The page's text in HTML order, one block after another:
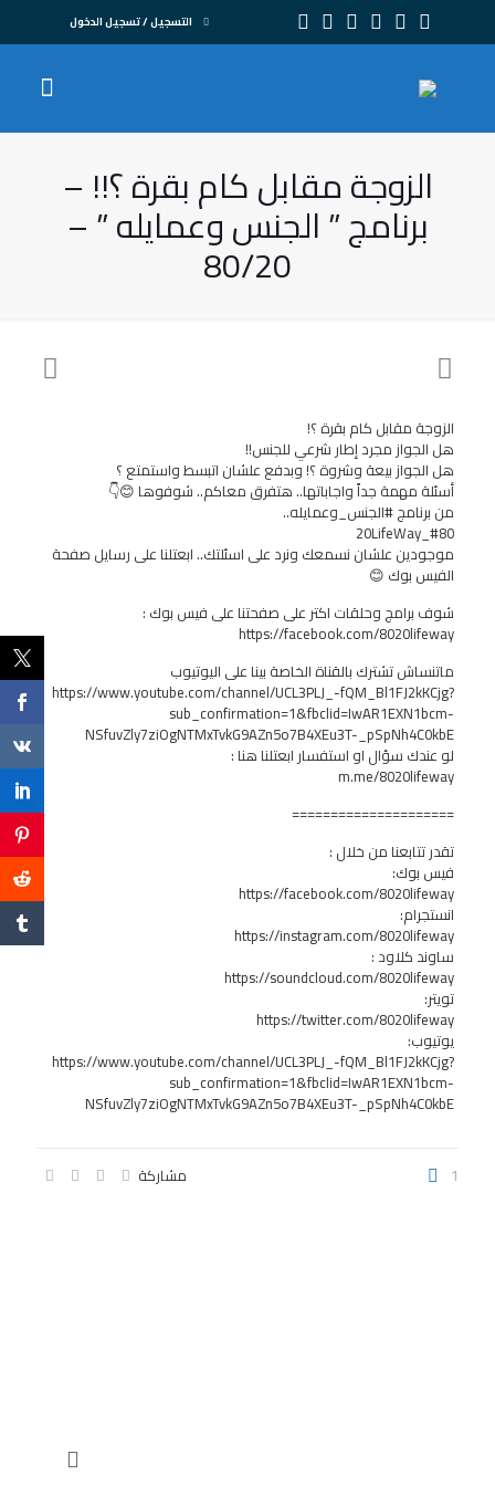
التسجيل / تسجيل الدخول
الزوجة مقابل كام بقرة ؟!! –
برنامج ” الجنس وعمايله ” –
80/20
الزوجة مقابل كام بقرة ؟!
هل الجواز مجرد إطار شرعي للجنس!!
هل الجواز بيعة وشروة ؟! وبدفع علشان اتبسط واستمتع ؟
أسئلة مهمة جداً واجاباتها.. هتفرق معاكم.. شوفوها 😊👇
من برنامج #الجنس_وعمايله..
#80_20LifeWay
موجودين علشان نسمعك ونرد على اسئلتك.. ابعتلنا على رسايل صفحة
الفيس بوك 😊
شوف برامج وحلقات اكتر على صفحتنا على فيس بوك :
https://facebook.com/8020lifeway
ماتنساش تشترك بالقناة الخاصة بينا على اليوتيوب
https://www.youtube.com/channel/UCL3PLJ_-fQM_Bl1FJ2kKCjg?
sub_confirmation=1&fbclid=IwAR1EXN1bcm-
NSfuvZly7ziOgNTMxTvkG9AZn5o7B4XEu3T-_pSpNh4C0kbE
لو عندك سؤال او استفسار ابعتلنا هنا :
m.me/8020lifeway
=====================
تقدر تتابعنا من خلال :
فيس بوك:
https://facebook.com/8020lifeway
انستجرام:
https://instagram.com/8020lifeway
ساوند كلاود :
https://soundcloud.com/8020lifeway
تويتر:
https://twitter.com/8020lifeway
يوتيوب:
https://www.youtube.com/channel/UCL3PLJ_-fQM_Bl1FJ2kKCjg?
sub_confirmation=1&fbclid=IwAR1EXN1bcm-
NSfuvZly7ziOgNTMxTvkG9AZn5o7B4XEu3T-_pSpNh4C0kbE
مشاركة 1